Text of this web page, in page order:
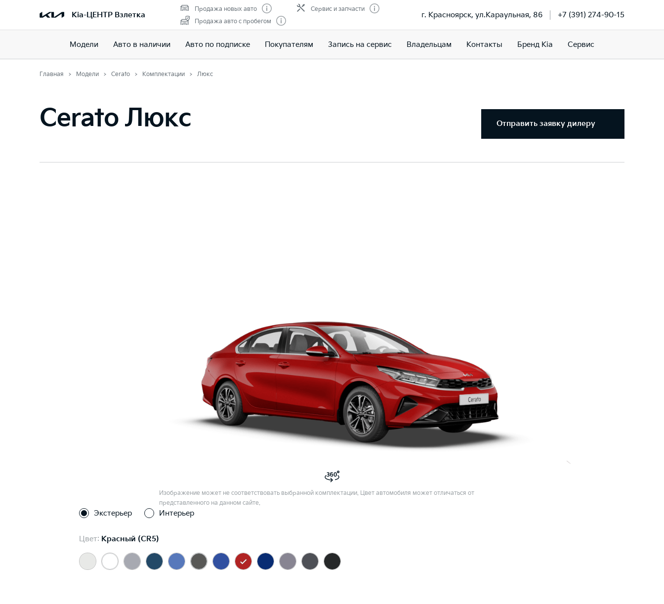
Kia-ЦЕНТР Взлетка
Продажа новых авто
Продажа авто с пробегом
Сервис и запчасти
г. Красноярск, ул.Караульная, 86 +7 (391) 274-90-15
Модели Авто в наличии Авто по подписке Покупателям Запись на сервис Владельцам Контакты Бренд Kia Сервис
Главная Модели Cerato Комплектации Люкс
Cerato Люкс Отправить заявку дилеру
Изображение может не соответствовать выбранной комплектации. Цвет автомобиля может отличаться от
представленного на данном сайте.
Экстерьер Интерьер
Цвет: Красный (CR5)